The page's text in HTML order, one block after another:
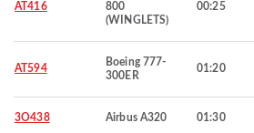
AT416
800
(WINGLETS)
00:25
AT594
Boeing 777-
300ER
01:20
3O438 Airbus A320 01:30